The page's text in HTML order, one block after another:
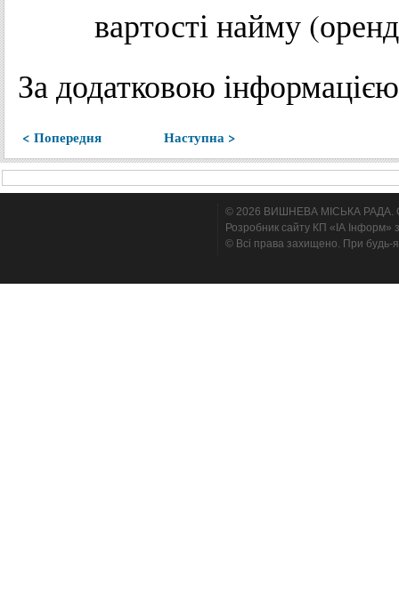
вартості найму
За додатковою
< Попередня Наступна >
© 2026 ВИШНЕВА МІСЬКА РАДА.
Розробник сайту КП «ІА Інформ»
© Всі права захищено. При будь-